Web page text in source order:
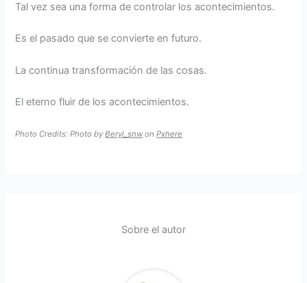
Tal vez sea una forma de controlar los acontecimientos.
Es el pasado que se convierte en futuro.
La continua transformación de las cosas.
El eterno fluir de los acontecimientos.
Photo Credits: Photo byBeryl_snw onPxhere
Sobre el autor